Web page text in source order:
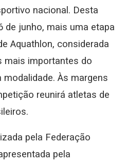
nacional. Desta
de junho, mais uma etapa
Aquathlon, considerada
mais importantes do
Às margens
reunirá atletas de
pela Federação
pela